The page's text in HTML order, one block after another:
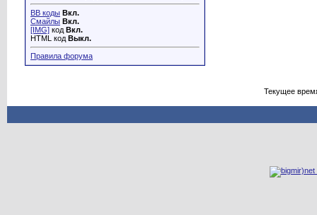
BB коды Вкл.
Смайлы Вкл.
[IMG] код Вкл.
HTML код Выкл.
Правила форума
Текущее